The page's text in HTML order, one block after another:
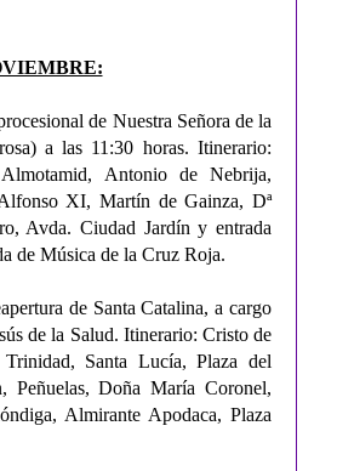
de Nuestra Señora de la
a las 11:30 horas. Itinerario:
Antonio de Nebrija,
XI, Martín de Gainza, Dª
Avda. Ciudad Jardín y entrada
de Música de la Cruz Roja.
de Santa Catalina, a cargo
de la Salud. Itinerario: Cristo de
Santa Lucía, Plaza del
Peñuelas, Doña María Coronel,
Almirante Apodaca, Plaza